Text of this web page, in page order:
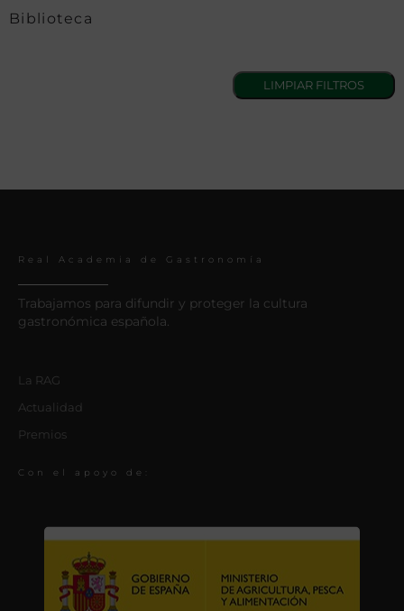
Biblioteca
Real Academia de Gastronomía
Trabajamos para difundir y proteger la cultura
gastronómica española.
La RAG
Actualidad
Premios
Con el apoyo de: